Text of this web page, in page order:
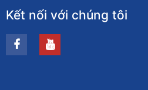
Kết nối với chúng tôi